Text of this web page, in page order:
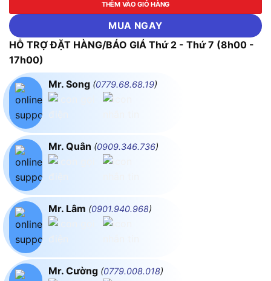
THÊM VÀO GIỎ HÀNG
MUA NGAY
HỖ TRỢ ĐẶT HÀNG/BÁO GIÁ Thứ 2 - Thứ 7 (8h00 -
17h00)
Mr. Song (0779.68.68.19)
Mr. Quân (0909.346.736)
Mr. Lâm (0901.940.968)
Mr. Cường (0779.008.018)